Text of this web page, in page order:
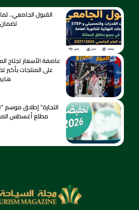
القبول الجامعي..
على المنتجات
مطلع أغسطس